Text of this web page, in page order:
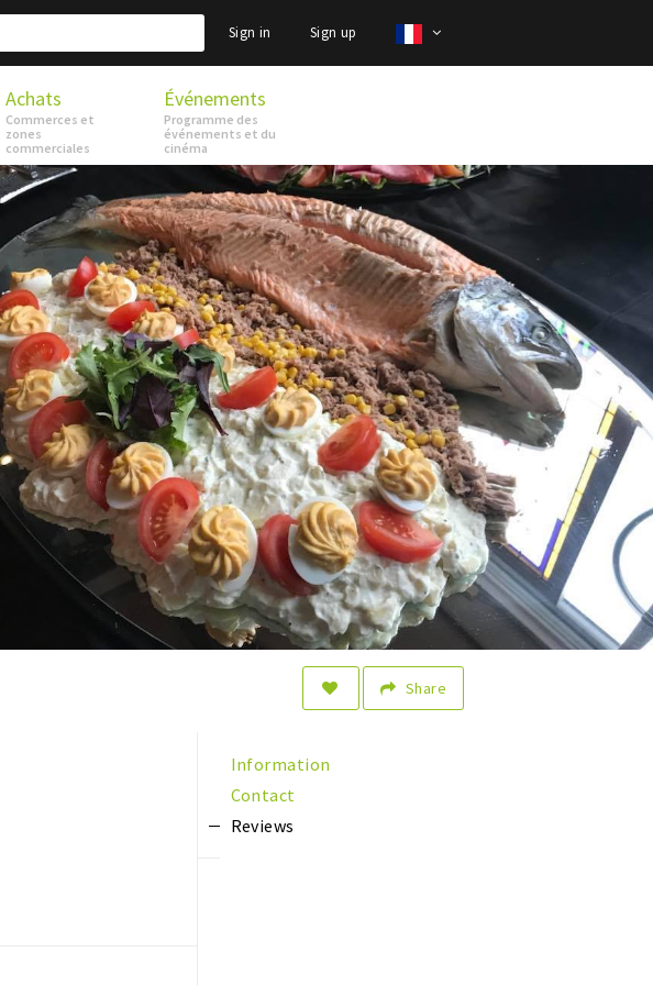
Sign in Sign up
Achats
Commerces et
zones
commerciales
Événements
Programme des
événements et du
cinéma
Share
Information
Contact
Reviews